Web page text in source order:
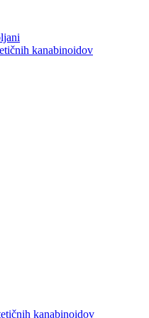
kanabinoidov
kanabinoidov